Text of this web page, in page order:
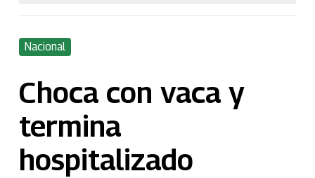
Nacional
Choca con vaca y
termina
hospitalizado